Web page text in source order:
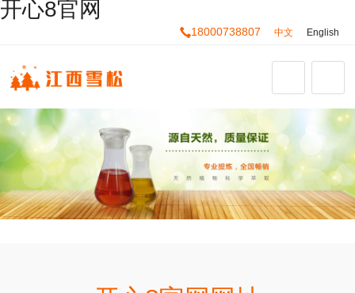
开心8官网
18000738807 中文 English